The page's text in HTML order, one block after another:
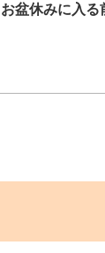
お盆休みに入る